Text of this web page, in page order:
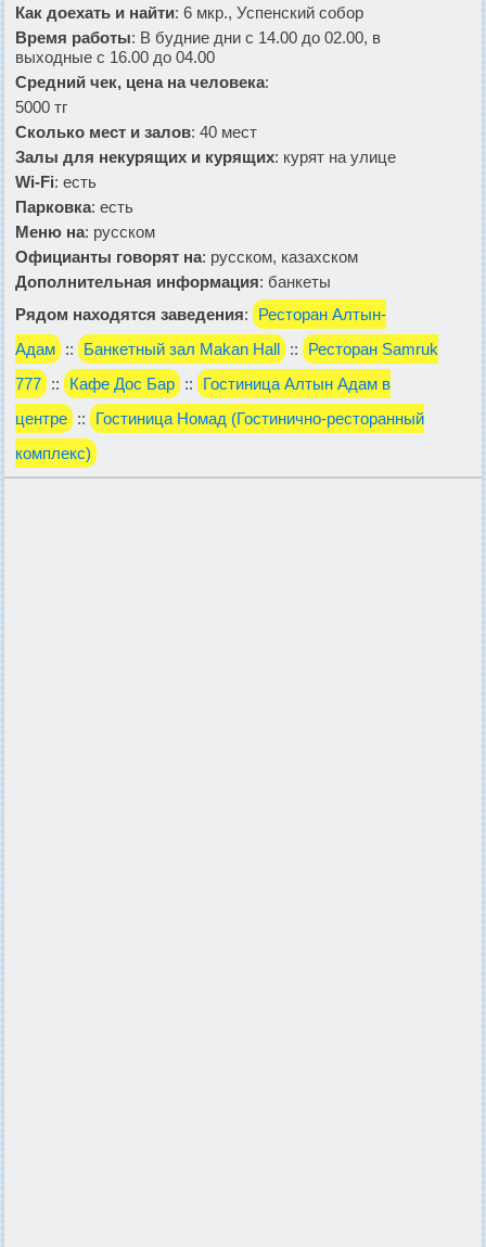
Как доехать и найти: 6 мкр., Успенский собор
Время работы: В будние дни с 14.00 до 02.00, в
выходные с 16.00 до 04.00
Средний чек, цена на человека:
5000 тг
Сколько мест и залов: 40 мест
Залы для некурящих и курящих: курят на улице
Wi-Fi: есть
Парковка: есть
Меню на: русском
Официанты говорят на: русском, казахском
Дополнительная информация: банкеты
Рядом находятся заведения:
Ресторан Алтын-
Адам :: Банкетный зал Makan Hall ::
Ресторан Samruk
777 :: Кафе Дос Бар ::
Гостиница Алтын Адам в
центре ::
Гостиница Номад (Гостинично-ресторанный
комплекс)